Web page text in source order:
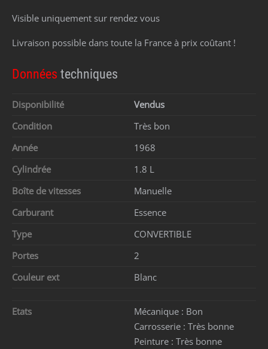
Visible uniquement sur rendez vous
Livraison possible dans toute la France à prix coûtant !
Données techniques
Disponibilité
Vendus
Condition
Très bon
Année
1968
Cylindrée
1.8 L
Boîte de vitesses
Manuelle
Carburant
Essence
Type
CONVERTIBLE
Portes
2
Couleur ext
Blanc
Etats Mécanique : Bon
Carrosserie : Très bonne
Peinture : Très bonne